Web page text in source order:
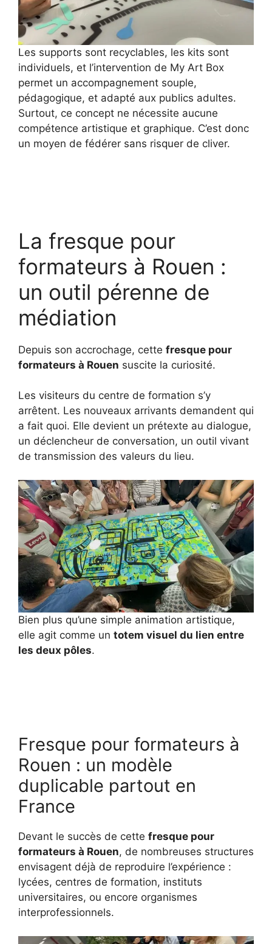
Les supports sont recyclables, les kits sont
individuels, et l’intervention de My Art Box
permet un accompagnement souple,
pédagogique, et adapté aux publics adultes.
Surtout, ce concept ne nécessite aucune
compétence artistique et graphique. C’est donc
un moyen de fédérer sans risquer de cliver.
La fresque pour
formateurs à Rouen :
un outil pérenne de
médiation
Depuis son accrochage, cette fresque pour
formateurs à Rouen suscite la curiosité.
Les visiteurs du centre de formation s’y
arrêtent. Les nouveaux arrivants demandent qui
a fait quoi. Elle devient un prétexte au dialogue,
un déclencheur de conversation, un outil vivant
de transmission des valeurs du lieu.
Bien plus qu’une simple animation artistique,
elle agit comme un totem visuel du lien entre
les deux pôles.
Fresque pour formateurs à
Rouen : un modèle
duplicable partout en
France
Devant le succès de cette fresque pour
formateurs à Rouen, de nombreuses structures
envisagent déjà de reproduire l’expérience :
lycées, centres de formation, instituts
universitaires, ou encore organismes
interprofessionnels.